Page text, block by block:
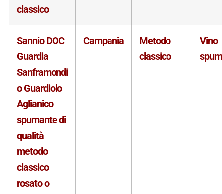
classico
Sannio DOC
Guardia
Sanframondi
o Guardiolo
Aglianico
spumante di
qualità
metodo
classico
rosato o
Campania
Metodo
classico
Vino